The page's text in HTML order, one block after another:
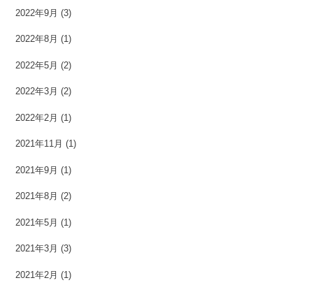
2022年9月 (3)
2022年8月 (1)
2022年5月 (2)
2022年3月 (2)
2022年2月 (1)
2021年11月 (1)
2021年9月 (1)
2021年8月 (2)
2021年5月 (1)
2021年3月 (3)
2021年2月 (1)